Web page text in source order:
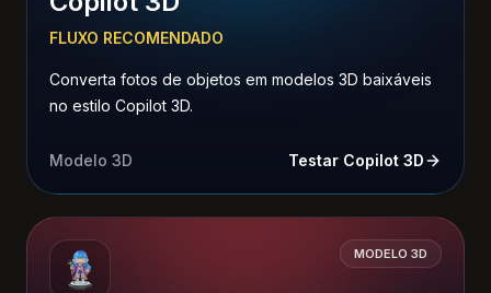
FLUXO RECOMENDADO
Converta fotos de objetos em modelos 3D baixáveis
no estilo Copilot 3D.
Modelo 3D Testar Copilot 3D
MODELO 3D